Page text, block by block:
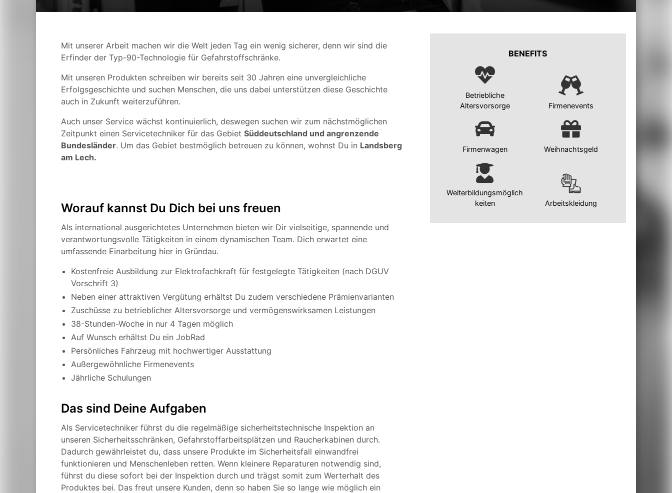
Mit unserer Arbeit machen wir die Welt jeden Tag ein wenig sicherer, denn wir sind die
Erfinder der Typ-90-Technologie für Gefahrstoffschränke.
Mit unseren Produkten schreiben wir bereits seit 30 Jahren eine unvergleichliche
Erfolgsgeschichte und suchen Menschen, die uns dabei unterstützen diese Geschichte
auch in Zukunft weiterzuführen.
Auch unser Service wächst kontinuierlich, deswegen suchen wir zum nächstmöglichen
Zeitpunkt einen Servicetechniker für das Gebiet Süddeutschland und angrenzende
Bundesländer. Um das Gebiet bestmöglich betreuen zu können, wohnst Du in Landsberg
am Lech.
Worauf kannst Du Dich bei uns freuen
Als international ausgerichtetes Unternehmen bieten wir Dir vielseitige, spannende und
verantwortungsvolle Tätigkeiten in einem dynamischen Team. Dich erwartet eine
umfassende Einarbeitung hier in Gründau.
Kostenfreie Ausbildung zur Elektrofachkraft für festgelegte Tätigkeiten (nach DGUV
Vorschrift 3)
Neben einer attraktiven Vergütung erhältst Du zudem verschiedene Prämienvarianten
Zuschüsse zu betrieblicher Altersvorsorge und vermögenswirksamen Leistungen
38-Stunden-Woche in nur 4 Tagen möglich
Auf Wunsch erhältst Du ein JobRad
Persönliches Fahrzeug mit hochwertiger Ausstattung
Außergewöhnliche Firmenevents
Jährliche Schulungen
Das sind Deine Aufgaben
Als Servicetechniker führst du die regelmäßige sicherheitstechnische Inspektion an
unseren Sicherheitsschränken, Gefahrstoffarbeitsplätzen und Raucherkabinen durch.
Dadurch gewährleistet du, dass unsere Produkte im Sicherheitsfall einwandfrei
funktionieren und Menschenleben retten. Wenn kleinere Reparaturen notwendig sind,
führst du diese sofort bei der Inspektion durch und trägst somit zum Werterhalt des
Produktes bei. Das freut unsere Kunden, denn so haben Sie so lange wie möglich ein
BENEFITS
Betriebliche
Altersvorsorge
Firmenevents
Firmenwagen Weihnachtsgeld
Weiterbildungsmöglich
keiten
Arbeitskleidung